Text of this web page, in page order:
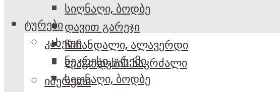
სიღნაღი, ბოდბე
დავით გარეჯი
წინანდალი, ალავერდი
ლაგოდეხის ნაკრძალი
იმერეთი
ტურები
კახეთი
ნეკრესი, გრემი
სიღნაღი, ბოდბე